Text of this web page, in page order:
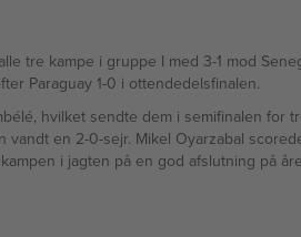
tre kampe i gruppe I med 3-1 mod
Paraguay 1-0 i ottendedelsfinalen.
hvilket sendte dem i semifinalen
en 2-0-sejr. Mikel Oyarzabal
i jagten på en god afslutning på